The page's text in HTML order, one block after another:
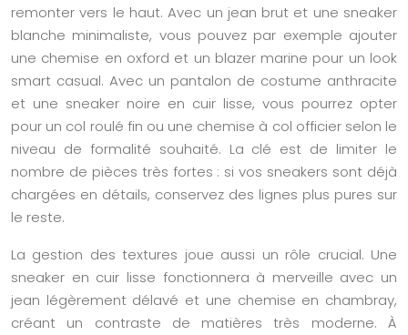
remonter vers le haut. Avec un jean brut et une sneaker
blanche minimaliste, vous pouvez par exemple ajouter
une chemise en oxford et un blazer marine pour un look
smart casual. Avec un pantalon de costume anthracite
et une sneaker noire en cuir lisse, vous pourrez opter
pour un col roulé fin ou une chemise à col officier selon le
niveau de formalité souhaité. La clé est de limiter le
nombre de pièces très fortes : si vos sneakers sont déjà
chargées en détails, conservez des lignes plus pures sur
le reste.
La gestion des textures joue aussi un rôle crucial. Une
sneaker en cuir lisse fonctionnera à merveille avec un
jean légèrement délavé et une chemise en chambray,
créant un contraste de matières très moderne. À